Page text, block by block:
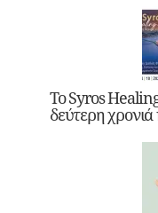
Το Syros
δεύτερη